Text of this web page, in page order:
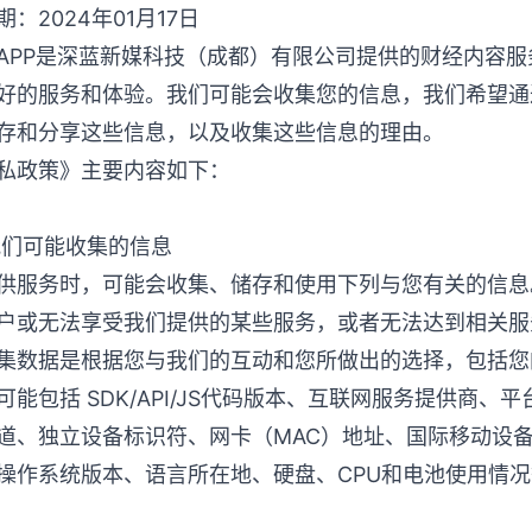
：2024年01月17日
是深蓝新媒科技（成都）有限公司提供的财经内容
的服务和体验。我们可能会收集您的信息，我们希望
和分享这些信息，以及收集这些信息的理由。
政策》主要内容如下：
可能收集的信息
服务时，可能会收集、储存和使用下列与您有关的信
或无法享受我们提供的某些服务，或者无法达到相关
数据是根据您与我们的互动和您所做出的选择，包括
能包括 SDK/API/JS代码版本、互联网服务提供商、
、独立设备标识符、网卡（MAC）地址、国际移动设
作系统版本、语言所在地、硬盘、CPU和电池使用情